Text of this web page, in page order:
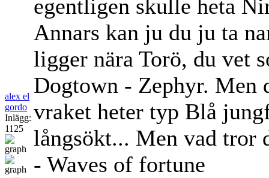
alex el
gordo
Inlägg:
1125
egentligen skulle heta
Annars kan ju du ju ta
ligger nära Torö, du vet
Dogtown - Zephyr. Men
vraket heter typ Blå
långsökt... Men vad tror
- Waves of fortune